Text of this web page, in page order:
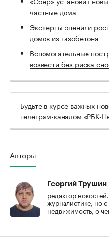
частные дома
Эксперты оценили
домов из газобетона
Вспомогательные
возвести без риска
Будьте в курсе важных
телеграм-каналом «РБК-
Авторы
Георгий Трушин
редактор
журналистике, но с
недвижимость, о